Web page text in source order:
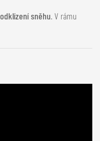
sněhu. V rámu